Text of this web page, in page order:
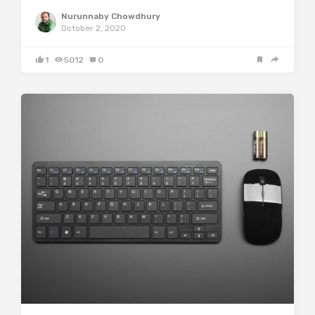
Nurunnaby Chowdhury
October 2, 2020
1 5012 0